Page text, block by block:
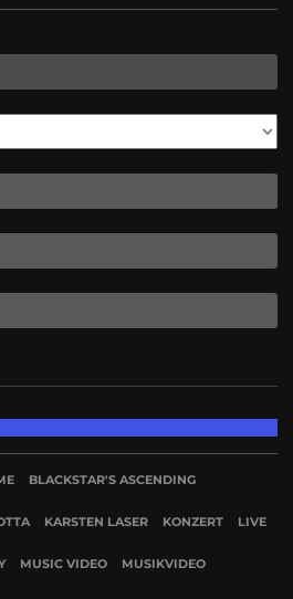
BLACKSTAR'S ASCENDING
KARSTEN LASER KONZERT LIVE
MUSIC VIDEO MUSIKVIDEO